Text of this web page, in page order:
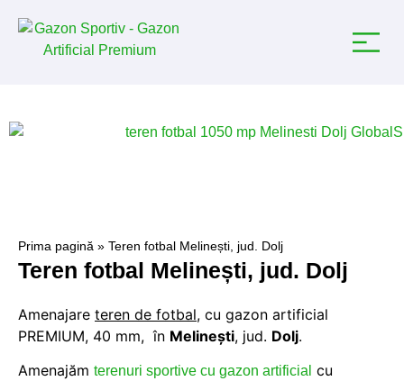
Prima pagină » Teren fotbal Melinești, jud. Dolj
Teren fotbal Melinești, jud. Dolj
Amenajare teren de fotbal, cu gazon artificial
PREMIUM, 40 mm, în Melinești, jud. Dolj.
Amenajăm terenuri sportive cu gazon artificial cu